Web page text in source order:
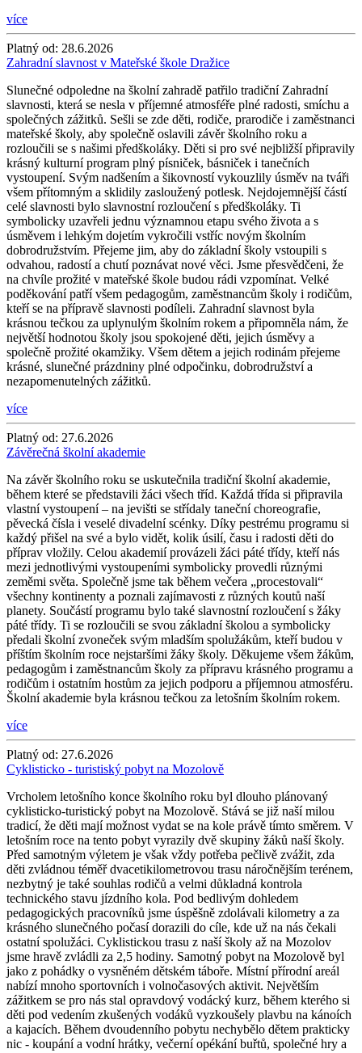
více
Platný od: 28.6.2026
Zahradní slavnost v Mateřské škole Dražice
Slunečné odpoledne na školní zahradě patřilo tradiční Zahradní
slavnosti, která se nesla v příjemné atmosféře plné radosti, smíchu a
společných zážitků. Sešli se zde děti, rodiče, prarodiče i zaměstnanci
mateřské školy, aby společně oslavili závěr školního roku a
rozloučili se s našimi předškoláky. Děti si pro své nejbližší připravily
krásný kulturní program plný písniček, básniček i tanečních
vystoupení. Svým nadšením a šikovností vykouzlily úsměv na tváři
všem přítomným a sklidily zasloužený potlesk. Nejdojemnější částí
celé slavnosti bylo slavnostní rozloučení s předškoláky. Ti
symbolicky uzavřeli jednu významnou etapu svého života a s
úsměvem i lehkým dojetím vykročili vstříc novým školním
dobrodružstvím. Přejeme jim, aby do základní školy vstoupili s
odvahou, radostí a chutí poznávat nové věci. Jsme přesvědčeni, že
na chvíle prožité v mateřské škole budou rádi vzpomínat. Velké
poděkování patří všem pedagogům, zaměstnancům školy i rodičům,
kteří se na přípravě slavnosti podíleli. Zahradní slavnost byla
krásnou tečkou za uplynulým školním rokem a připomněla nám, že
největší hodnotou školy jsou spokojené děti, jejich úsměvy a
společně prožité okamžiky. Všem dětem a jejich rodinám přejeme
krásné, slunečné prázdniny plné odpočinku, dobrodružství a
nezapomenutelných zážitků.
více
Platný od: 27.6.2026
Závěrečná školní akademie
Na závěr školního roku se uskutečnila tradiční školní akademie,
během které se představili žáci všech tříd. Každá třída si připravila
vlastní vystoupení – na jevišti se střídaly taneční choreografie,
pěvecká čísla i veselé divadelní scénky. Díky pestrému programu si
každý přišel na své a bylo vidět, kolik úsilí, času i radosti děti do
příprav vložily. Celou akademií provázeli žáci páté třídy, kteří nás
mezi jednotlivými vystoupeními symbolicky provedli různými
zeměmi světa. Společně jsme tak během večera „procestovali“
všechny kontinenty a poznali zajímavosti z různých koutů naší
planety. Součástí programu bylo také slavnostní rozloučení s žáky
páté třídy. Ti se rozloučili se svou základní školou a symbolicky
předali školní zvoneček svým mladším spolužákům, kteří budou v
příštím školním roce nejstaršími žáky školy. Děkujeme všem žákům,
pedagogům i zaměstnancům školy za přípravu krásného programu a
rodičům i ostatním hostům za jejich podporu a příjemnou atmosféru.
Školní akademie byla krásnou tečkou za letošním školním rokem.
více
Platný od: 27.6.2026
Cyklisticko - turistiský pobyt na Mozolově
Vrcholem letošního konce školního roku byl dlouho plánovaný
cyklisticko-turistický pobyt na Mozolově. Stává se již naší milou
tradicí, že děti mají možnost vydat se na kole právě tímto směrem. V
letošním roce na tento pobyt vyrazily dvě skupiny žáků naší školy.
Před samotným výletem je však vždy potřeba pečlivě zvážit, zda
děti zvládnou téměř dvacetikilometrovou trasu náročnějším terénem,
nezbytný je také souhlas rodičů a velmi důkladná kontrola
technického stavu jízdního kola. Pod bedlivým dohledem
pedagogických pracovníků jsme úspěšně zdolávali kilometry a za
krásného slunečného počasí dorazili do cíle, kde už na nás čekali
ostatní spolužáci. Cyklistickou trasu z naší školy až na Mozolov
jsme hravě zvládli za 2,5 hodiny. Samotný pobyt na Mozolově byl
jako z pohádky o vysněném dětském táboře. Místní přírodní areál
nabízí mnoho sportovních i volnočasových aktivit. Největším
zážitkem se pro nás stal opravdový vodácký kurz, během kterého si
děti pod vedením zkušených vodáků vyzkoušely plavbu na kánoích
a kajacích. Během dvoudenního pobytu nechybělo dětem prakticky
nic - koupání a vodní hrátky, večerní opékání buřtů, společné hry a